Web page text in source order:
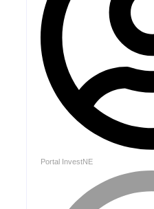
Portal InvestNE